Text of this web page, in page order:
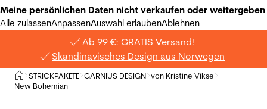
Meine persönlichen Daten nicht verkaufen oder weitergeben
Alle zulassenAnpassenAuswahl erlaubenAblehnen
Ab 99 €: GRATIS Versand!
Skandinavisches Design aus Norwegen
Privat
>STRICKPAKETE >GARNIUS DESIGN >von Kristine Vikse
New Bohemian